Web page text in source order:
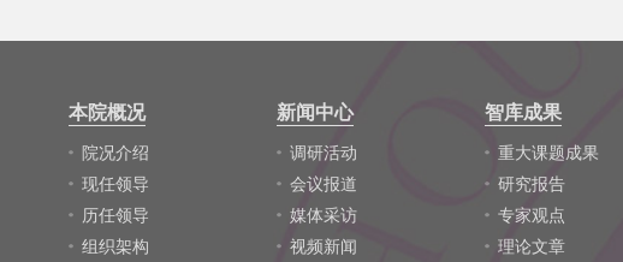
本院概况
院况介绍
现任领导
历任领导
组织架构
新闻中心
调研活动
会议报道
媒体采访
视频新闻
智库成果
重大课题成果
研究报告
专家观点
理论文章